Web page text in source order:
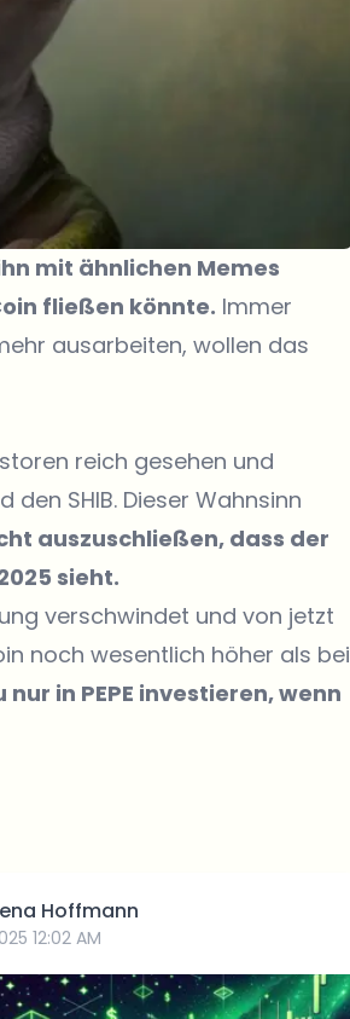
mit ähnlichen Memes
fließen könnte. Immer
ausarbeiten, wollen das
reich gesehen und
SHIB. Dieser Wahnsinn
auszuschließen, dass der
sieht.
verschwindet und von jetzt
noch wesentlich höher als bei
in PEPE investieren, wenn
Hoffmann
12:02 AM